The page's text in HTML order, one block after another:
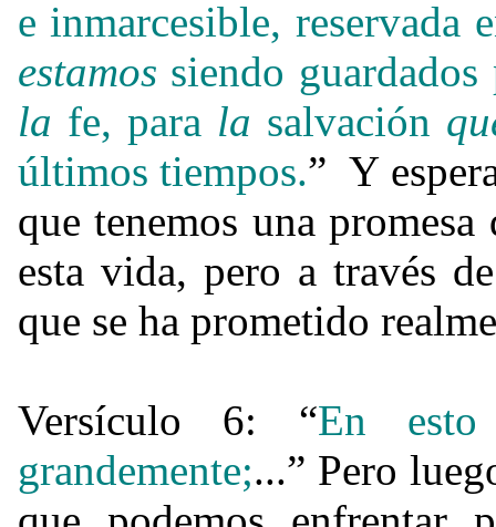
e inmarcesible, reservada
estamos siendo
la fe, para la salvación
últimos tiempos.” Y
que tenemos una
esta vida, pero a través
que se ha prometido
Versículo 6: “En esto
grandemente;...” Pero